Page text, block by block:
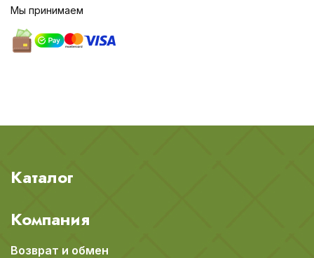
Мы принимаем
Каталог
Компания
Возврат и обмен